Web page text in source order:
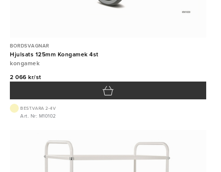
BORDSVAGNAR
Hjulsats 125mm Kongamek 4st
kongamek
2 066 kr/st
BEST.VARA 2-4V
Art. Nr: M10102